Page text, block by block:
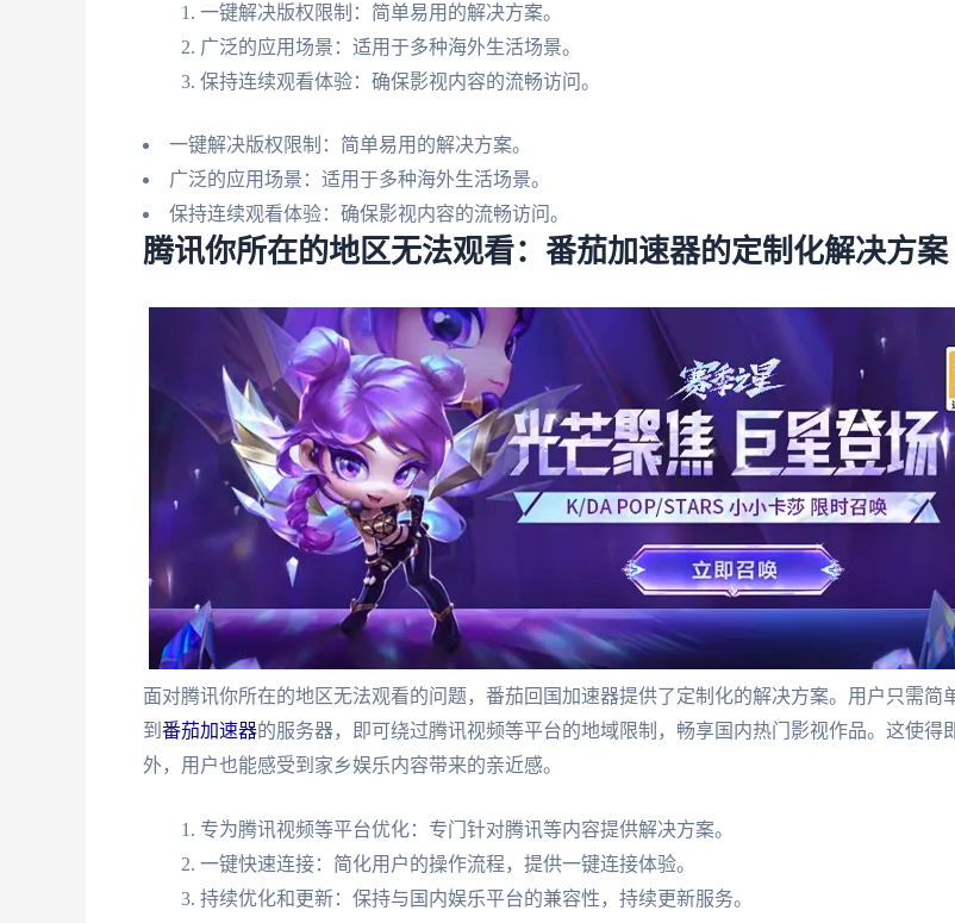
一键解决版权限制：简单易用的解决方案。
广泛的应用场景：适用于多种海外生活场景。
保持连续观看体验：确保影视内容的流畅访问。
一键解决版权限制：简单易用的解决方案。
广泛的应用场景：适用于多种海外生活场景。
保持连续观看体验：确保影视内容的流畅访问。
腾讯你所在的地区无法观看：番茄加速器的定制化解决方案
面对腾讯你所在的地区无法观看的问题，番茄回国加速器提供了定制化的解决方案。用户只需简
到 番茄加速器的服务器，即可绕过腾讯视频等平台的地域限制，畅享国内热门影视作品。这使得
外，用户也能感受到家乡娱乐内容带来的亲近感。
专为腾讯视频等平台优化：专门针对腾讯等内容提供解决方案。
一键快速连接：简化用户的操作流程，提供一键连接体验。
持续优化和更新：保持与国内娱乐平台的兼容性，持续更新服务。